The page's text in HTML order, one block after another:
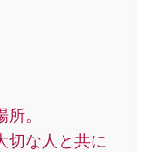
。
切な人と共に